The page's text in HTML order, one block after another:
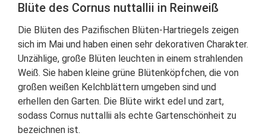
Blüte des Cornus nuttallii in Reinweiß
Die Blüten des Pazifischen Blüten-Hartriegels zeigen
sich im Mai und haben einen sehr dekorativen Charakter.
Unzählige, große Blüten leuchten in einem strahlenden
Weiß. Sie haben kleine grüne Blütenköpfchen, die von
großen weißen Kelchblättern umgeben sind und
erhellen den Garten. Die Blüte wirkt edel und zart,
sodass Cornus nuttallii als echte Gartenschönheit zu
bezeichnen ist.